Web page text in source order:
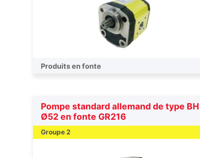
Produits en fonte
Pompe standard allemand de type BH
Ø52 en fonte GR216
Groupe 2